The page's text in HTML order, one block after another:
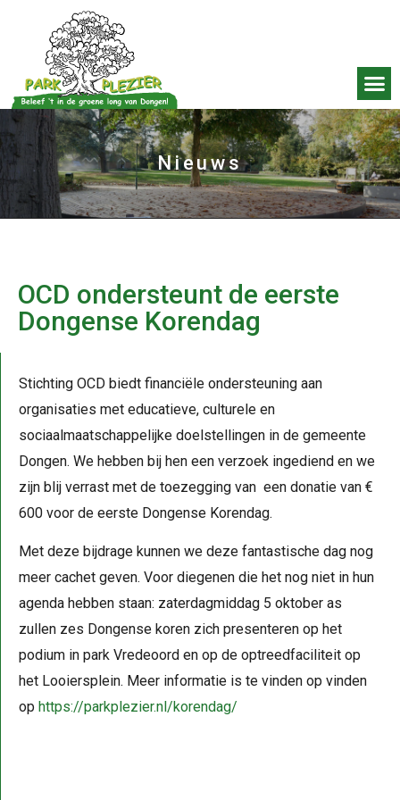
Nieuws
OCD ondersteunt de eerste
Dongense Korendag
Stichting OCD biedt financiële ondersteuning aan
organisaties met educatieve, culturele en
sociaalmaatschappelijke doelstellingen in de gemeente
Dongen. We hebben bij hen een verzoek ingediend en we
zijn blij verrast met de toezegging van een donatie van €
600 voor de eerste Dongense Korendag.
Met deze bijdrage kunnen we deze fantastische dag nog
meer cachet geven. Voor diegenen die het nog niet in hun
agenda hebben staan: zaterdagmiddag 5 oktober as
zullen zes Dongense koren zich presenteren op het
podium in park Vredeoord en op de optreedfaciliteit op
het Looiersplein. Meer informatie is te vinden op vinden
op https://parkplezier.nl/korendag/